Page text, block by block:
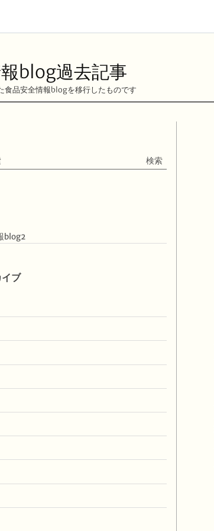
blog過去記事
食品安全情報blogを移行したものです
blog2
ブ